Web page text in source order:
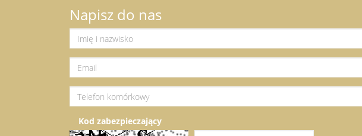
Napisz do nas
Kod zabezpieczający